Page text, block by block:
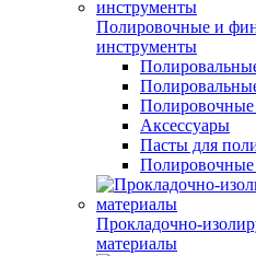
Полировочные и
инструменты
Аксессуары
Пасты для
Полировочные
Прокладочно-
материалы